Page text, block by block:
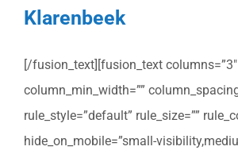
Klarenbeek
[/fusion_text][fusion_text columns=”3″
column_min_width=””
rule_style=”default” rule_size=””
hide_on_mobile=”small-